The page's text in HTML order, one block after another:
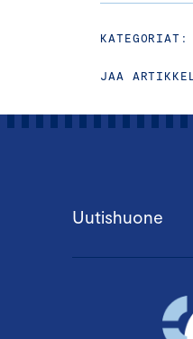
KATEGORIAT:
JAA
Uutishuone